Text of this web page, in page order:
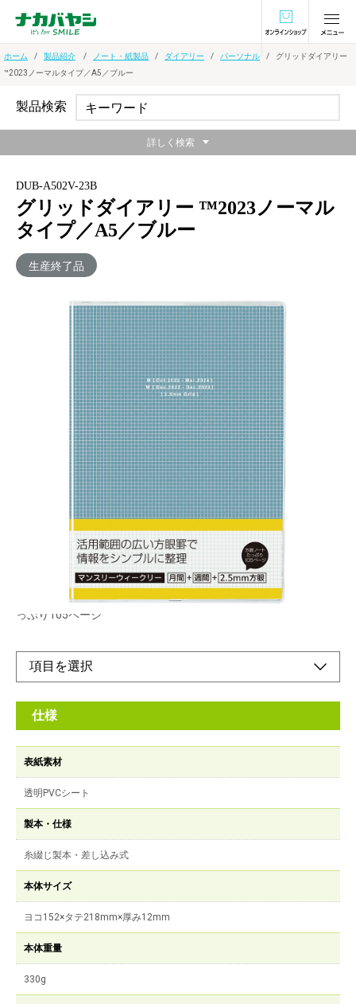
オンラインショ
ホーム 製品紹介 ノート・紙製品 ダイアリー パーソナル
グリッドダイアリー
™2023ノーマルタイプ／A5／ブルー
DUB-A502V-23B
グリッドダイアリー ™2023ノーマル
タイプ／A5／ブルー
生産終了品
マンスリーとレフト式のウィークリーでたっぷり
書ける方眼罫を採用した手帳です。
メーカー希望小売価格：
+ 税
生産終了品
マンスリーとレフト式のウィークリーでたっぷり書ける、方眼罫
を採用した手帳です。 ●月間+週間+2.5mm方眼罫 ●方眼ノートた
っぷり105ページ
仕様
表紙素材
透明PVCシート
製本・仕様
糸綴じ製本・差し込み式
本体サイズ
ヨコ152×タテ218mm×厚み12mm
本体重量
330g
製品検索
詳しく検索